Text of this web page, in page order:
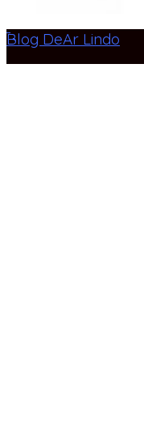
Blog DeAr Lindo